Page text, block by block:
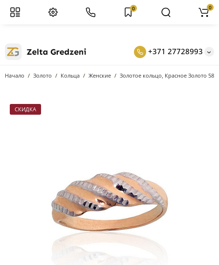
+371 27728993
0 0
Начало Золото Кольцa Женские Золотое кольцо, Красное Золото
СКИДКА